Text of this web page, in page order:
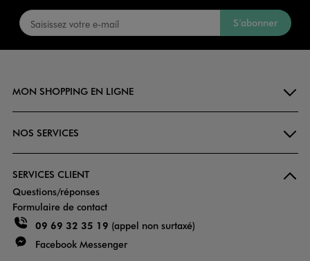
S’abonner
MON SHOPPING EN LIGNE
NOS SERVICES
SERVICES CLIENT
Questions/réponses
Formulaire de contact
09 69 32 35 19 (appel non surtaxé)
Facebook Messenger